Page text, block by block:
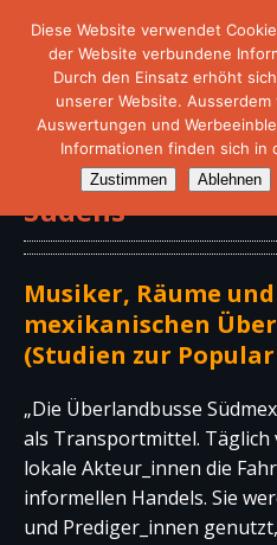
Buch – Auf den
Südens
Musiker, Räume
mexikanischen
(Studien zur
„Die Überlandbusse
als Transportmittel. Täglich
lokale Akteur_innen die
informellen Handels. Sie
und Prediger_innen
Diese Website verwendet
der Website verbundene
Durch den Einsatz erhöht
unserer Website.
Auswertungen und
Informationen finden sich in
Zustimmen Ablehnen